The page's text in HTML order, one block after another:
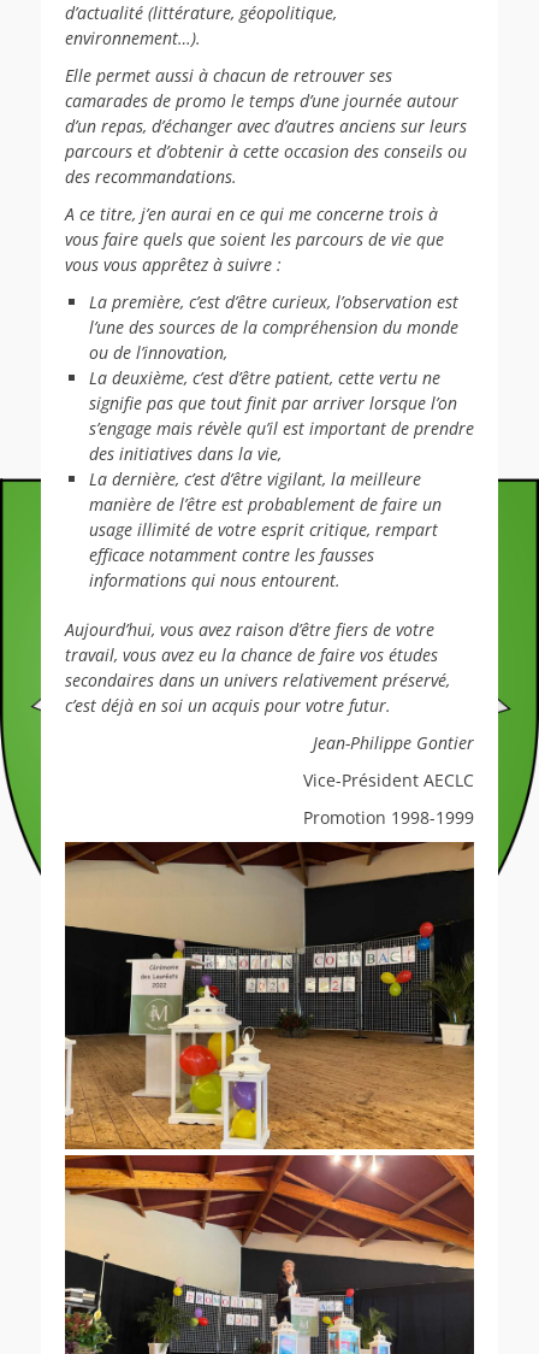
d’actualité (littérature, géopolitique,
environnement…).
Elle permet aussi à chacun de retrouver ses
camarades de promo le temps d’une journée autour
d’un repas, d’échanger avec d’autres anciens sur leurs
parcours et d’obtenir à cette occasion des conseils ou
des recommandations.
A ce titre, j’en aurai en ce qui me concerne trois à
vous faire quels que soient les parcours de vie que
vous vous apprêtez à suivre :
La première, c’est d’être curieux, l’observation est
l’une des sources de la compréhension du monde
ou de l’innovation,
La deuxième, c’est d’être patient, cette vertu ne
signifie pas que tout finit par arriver lorsque l’on
s’engage mais révèle qu’il est important de prendre
des initiatives dans la vie,
La dernière, c’est d’être vigilant, la meilleure
manière de l’être est probablement de faire un
usage illimité de votre esprit critique, rempart
efficace notamment contre les fausses
informations qui nous entourent.
Aujourd’hui, vous avez raison d’être fiers de votre
travail, vous avez eu la chance de faire vos études
secondaires dans un univers relativement préservé,
c’est déjà en soi un acquis pour votre futur.
Jean-Philippe Gontier
Vice-Président AECLC
Promotion 1998-1999